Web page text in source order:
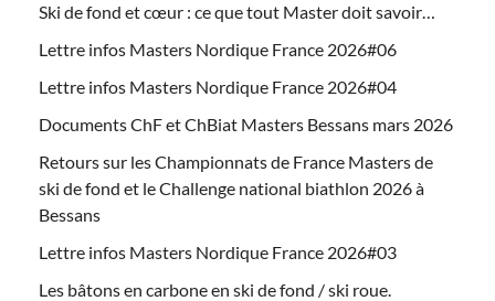
Ski de fond et cœur : ce que tout Master doit savoir…
Lettre infos Masters Nordique France 2026#06
Lettre infos Masters Nordique France 2026#04
Documents ChF et ChBiat Masters Bessans mars 2026
Retours sur les Championnats de France Masters de
ski de fond et le Challenge national biathlon 2026 à
Bessans
Lettre infos Masters Nordique France 2026#03
Les bâtons en carbone en ski de fond / ski roue.